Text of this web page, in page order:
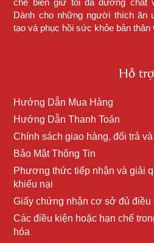
chế biến giữ tối đa dưỡng chất
Dành cho những người thích ăn
tạo và phục hồi sức khỏe bản thân
Hỗ trợ
Hướng Dẫn Mua Hàng
Hướng Dẫn Thanh Toán
Chính sách giao hàng, đổi trả
Bảo Mật Thông Tin
Phương thức tiếp nhận và giải
khiếu nại
Giấy chứng nhận cơ sở đủ điều
Các điều kiện hoặc hạn chế
hóa